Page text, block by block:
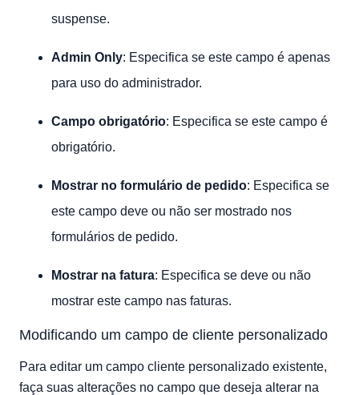
suspense.
Admin Only: Especifica se este campo é apenas
para uso do administrador.
Campo obrigatório: Especifica se este campo é
obrigatório.
Mostrar no formulário de pedido: Especifica se
este campo deve ou não ser mostrado nos
formulários de pedido.
Mostrar na fatura: Especifica se deve ou não
mostrar este campo nas faturas.
Modificando um campo de cliente personalizado
Para editar um campo cliente personalizado existente,
faça suas alterações no campo que deseja alterar na